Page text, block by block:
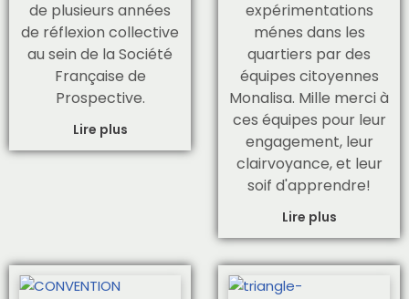
de plusieurs années
de réflexion collective
au sein de la Société
Française de
Prospective.
Lire plus
expérimentations
ménes dans les
quartiers par des
équipes citoyennes
Monalisa. Mille merci à
ces équipes pour leur
engagement, leur
clairvoyance, et leur
soif d'apprendre!
Lire plus